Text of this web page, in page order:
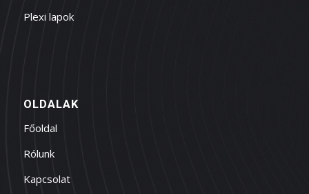
Plexi lapok
OLDALAK
Főoldal
Rólunk
Kapcsolat